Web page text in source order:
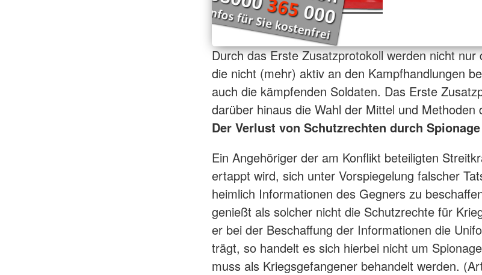
Durch das Erste Zusatzprotokoll werden nicht nur
die nicht (mehr) aktiv an den Kampfhandlungen
auch die kämpfenden Soldaten. Das Erste
darüber hinaus die Wahl der Mittel und Methoden
Der Verlust von Schutzrechten durch Spionage
Ein Angehöriger der am Konflikt beteiligten
ertappt wird, sich unter Vorspiegelung falscher
heimlich Informationen des Gegners zu
genießt als solcher nicht die Schutzrechte für
er bei der Beschaffung der Informationen die
trägt, so handelt es sich hierbei nicht um
muss als Kriegsgefangener behandelt werden.